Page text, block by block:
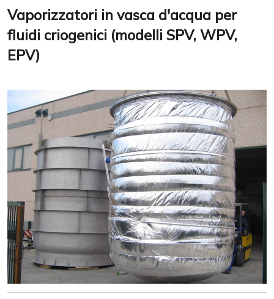
Vaporizzatori in vasca d'acqua per
fluidi criogenici (modelli SPV, WPV,
EPV)